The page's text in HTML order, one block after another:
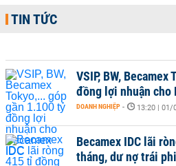
TIN TỨC
VSIP, BW,
đồng lợi nhuận cho
DOANH NGHIỆP - 13:20 | 01/
Becamex IDC lãi
tháng, dư nợ trái